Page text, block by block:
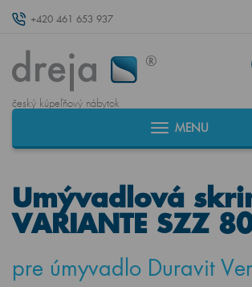
+420 461 653 937
český kúpeľňový nábytok
MENU
Umývadlová
VARIANTE SZZ
pre úmyvadlo Duravit